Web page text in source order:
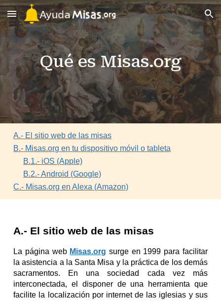
Skip to main content Skip to navigation
Qué es Misas.org
A.- El sitio web de las misas
B.- Misas.org en tu dispositivo móvil o tableta
B.1.- iOS (Apple)
B.2.- Android (Google)
C.- Misas.org en Alexa (Amazon)
A.- El sitio web de las misas
La página web Misas.org surge en 1999 para facilitar
la asistencia a la Santa Misa y la práctica de los demás
sacramentos. En una sociedad cada vez más
interconectada, el disponer de una herramienta que
facilite la localización por internet de las iglesias y sus